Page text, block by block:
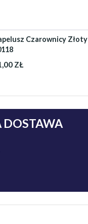
Czarownicy Złoty
ZŁ